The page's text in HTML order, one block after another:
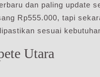
dan paling update
Rp555.000, tapi
sesuai
Utara